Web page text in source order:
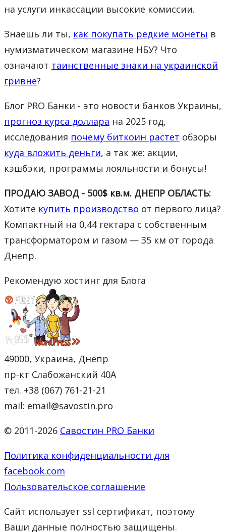
на услуги инкассации высокие комиссии.
Знаешь ли ты, как покупать редкие монеты в
нумизматическом магазине НБУ? Что
означают таинственные знаки на украинской
гривне?
Блог PRO Банки - это новости банков Украины,
прогноз курса доллара на 2025 год,
исследования почему биткоин растет обзоры
куда вложить деньги, а так же: акции,
кэшбэки, программы лояльности и бонусы!
ПРОДАЮ ЗАВОД - 500$ кв.м. ДНЕПР ОБЛАСТЬ:
Хотите купить производство от первого лица?
Компактный на 0,44 гектара с собственным
трансформатором и газом — 35 км от города
Днепр.
Рекомендую хостинг для Блога
49000, Украина, Днепр
пр-кт Слабожанский 40А
тел. +38 (067) 761-21-21
mail: email@savostin.pro
© 2011-2026 Савостин PRO Банки
Политика конфиденциальности для
facebook.com
Пользовательское соглашение
Сайт использует ssl сертификат, поэтому
Ваши данные полностью защищены.